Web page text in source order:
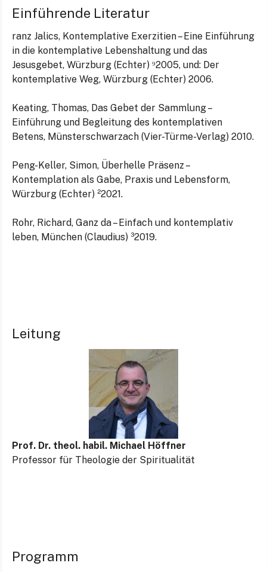
Einführende Literatur
ranz Jalics, Kontemplative Exerzitien – Eine Einführung
in die kontemplative Lebenshaltung und das
Jesusgebet, Würzburg (Echter) ⁹2005, und: Der
kontemplative Weg, Würzburg (Echter) 2006.
Keating, Thomas, Das Gebet der Sammlung –
Einführung und Begleitung des kontemplativen
Betens, Münsterschwarzach (Vier-Türme-Verlag) 2010.
Peng-Keller, Simon, Überhelle Präsenz –
Kontemplation als Gabe, Praxis und Lebensform,
Würzburg (Echter) ²2021.
Rohr, Richard, Ganz da – Einfach und kontemplativ
leben, München (Claudius) ³2019.
Leitung
Prof. Dr. theol. habil. Michael Höffner
Professor für Theologie der Spiritualität
Programm